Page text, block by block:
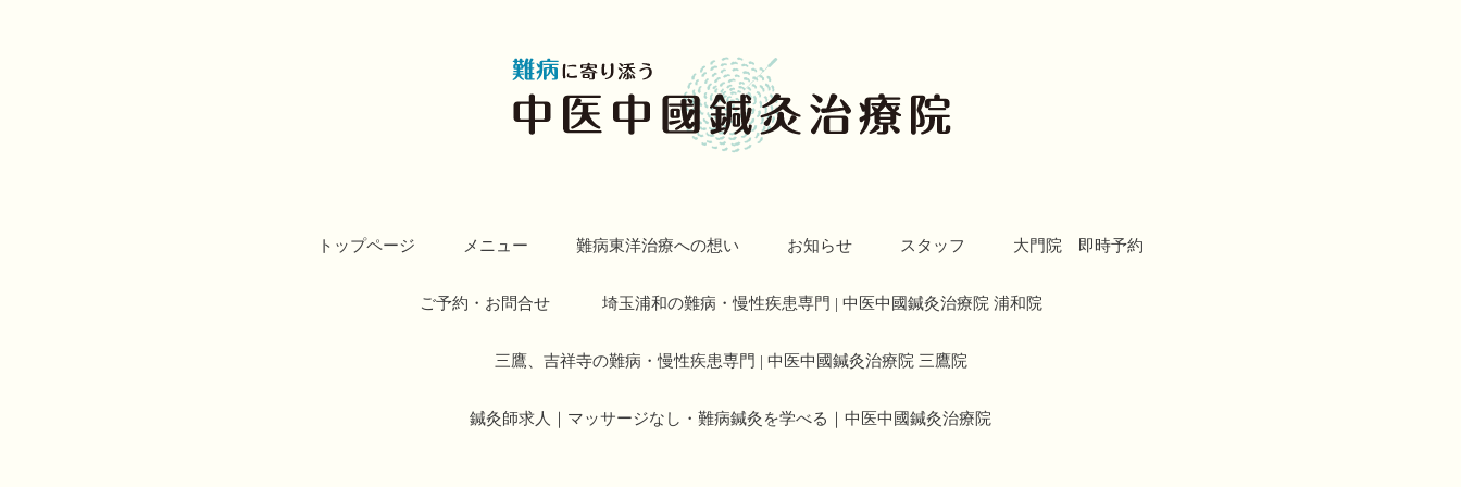
トップページ メニュー 難病東洋治療への想い お知らせ スタッフ 大門院 即時予約
ご予約・お問合せ 埼玉浦和の難病・慢性疾患専門 | 中医中國鍼灸治療院 浦和院
三鷹、吉祥寺の難病・慢性疾患専門 | 中医中國鍼灸治療院 三鷹院
鍼灸師求人｜マッサージなし・難病鍼灸を学べる｜中医中國鍼灸治療院